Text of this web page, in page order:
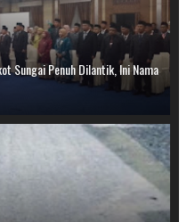
Sungai Penuh Dilantik, Ini Nama